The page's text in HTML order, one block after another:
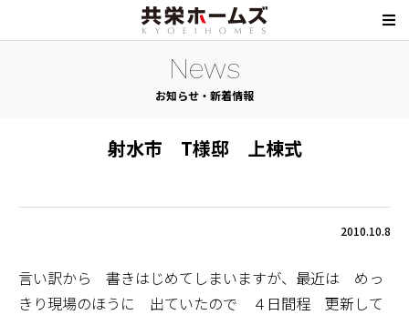
News
お知らせ・新着情報
射水市 T様邸 上棟式
2010.10.8
言い訳から 書きはじめてしまいますが、最近は めっ
きり現場のほうに 出ていたので ４日間程 更新して